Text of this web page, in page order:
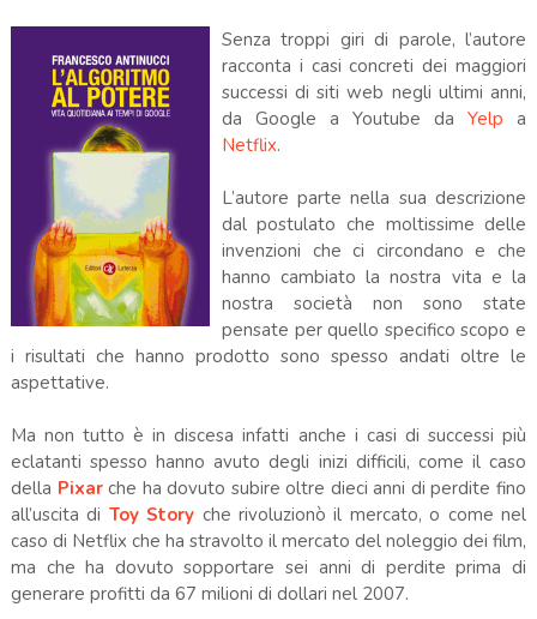
Senza troppi giri di parole, l’autore
racconta i casi concreti dei maggiori
successi di siti web negli ultimi anni,
da Google a Youtube daYelp a
Netflix.
L’autore parte nella sua descrizione
dal postulato che moltissime delle
invenzioni che ci circondano e che
hanno cambiato la nostra vita e la
nostra società non sono state
pensate per quello specifico scopo e
i risultati che hanno prodotto sono spesso andati oltre le
aspettative.
Ma non tutto è in discesa infatti anche i casi di successi più
eclatanti spesso hanno avuto degli inizi difficili, come il caso
della Pixarche ha dovuto subire oltre dieci anni di perdite fino
all’uscita di Toy Story che rivoluzionò il mercato, o come nel
caso di Netflix che ha stravolto il mercato del noleggio dei film,
ma che ha dovuto sopportare sei anni di perdite prima di
generare profitti da 67 milioni di dollari nel 2007.